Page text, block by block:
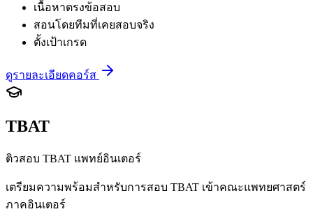
เนื้อหาตรงข้อสอบ
สอนโดยทีมที่เคยสอบจริง
ตั้งเป้าเกรด
ดูรายละเอียดคอร์ส
TBAT
ติวสอบ TBAT แพทย์อินเตอร์
เตรียมความพร้อมสำหรับการสอบ TBAT เข้าคณะแพทยศาสตร์
ภาคอินเตอร์